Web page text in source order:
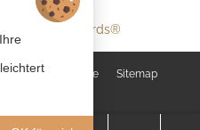
Western Rewards®
Hinweise
Sitemap